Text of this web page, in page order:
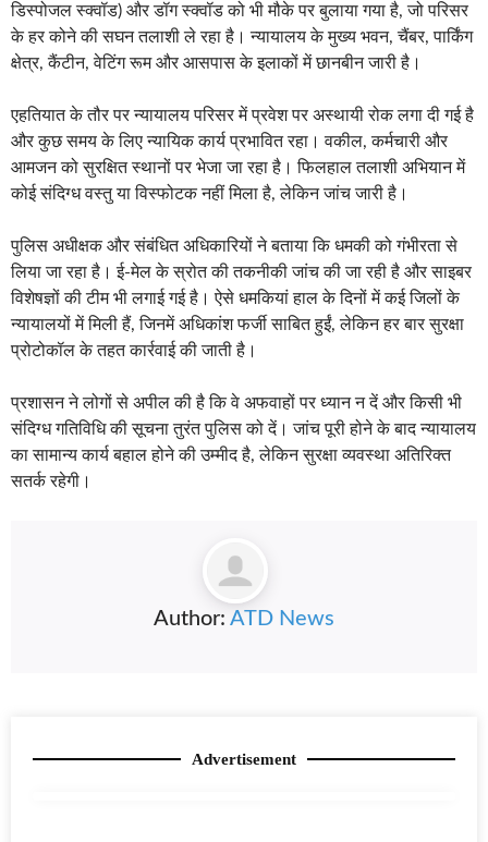
डिस्पोजल स्क्वॉड) और डॉग स्क्वॉड को भी मौके पर बुलाया गया है, जो परिसर
के हर कोने की सघन तलाशी ले रहा है। न्यायालय के मुख्य भवन, चैंबर, पार्किंग
क्षेत्र, कैंटीन, वेटिंग रूम और आसपास के इलाकों में छानबीन जारी है।
एहतियात के तौर पर न्यायालय परिसर में प्रवेश पर अस्थायी रोक लगा दी गई है
और कुछ समय के लिए न्यायिक कार्य प्रभावित रहा। वकील, कर्मचारी और
आमजन को सुरक्षित स्थानों पर भेजा जा रहा है। फिलहाल तलाशी अभियान में
कोई संदिग्ध वस्तु या विस्फोटक नहीं मिला है, लेकिन जांच जारी है।
पुलिस अधीक्षक और संबंधित अधिकारियों ने बताया कि धमकी को गंभीरता से
लिया जा रहा है। ई-मेल के स्रोत की तकनीकी जांच की जा रही है और साइबर
विशेषज्ञों की टीम भी लगाई गई है। ऐसे धमकियां हाल के दिनों में कई जिलों के
न्यायालयों में मिली हैं, जिनमें अधिकांश फर्जी साबित हुईं, लेकिन हर बार सुरक्षा
प्रोटोकॉल के तहत कार्रवाई की जाती है।
प्रशासन ने लोगों से अपील की है कि वे अफवाहों पर ध्यान न दें और किसी भी
संदिग्ध गतिविधि की सूचना तुरंत पुलिस को दें। जांच पूरी होने के बाद न्यायालय
का सामान्य कार्य बहाल होने की उम्मीद है, लेकिन सुरक्षा व्यवस्था अतिरिक्त
सतर्क रहेगी।
Author: ATD News
Advertisement